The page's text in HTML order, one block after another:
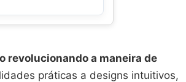
revolucionando a maneira de
práticas a designs intuitivos,